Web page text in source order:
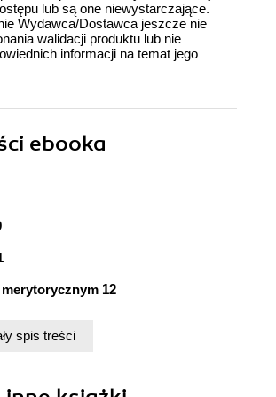
lub są one niewystarczające.
Wydawca/Dostawca jeszcze nie
walidacji produktu lub nie
informacji na temat jego
ebooka
12
spis treści